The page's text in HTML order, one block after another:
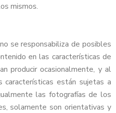
mismos.
no se responsabiliza de posibles
en las características de
producir ocasionalmente, y al
están sujetas a
las fotografías de los
solamente son orientativas y